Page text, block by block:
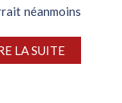
néanmoins
LA SUITE